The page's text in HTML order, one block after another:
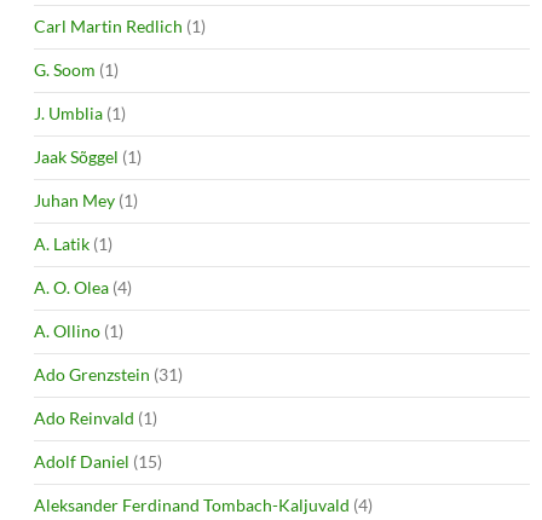
Carl Martin Redlich (1)
G. Soom (1)
J. Umblia (1)
Jaak Sõggel (1)
Juhan Mey (1)
A. Latik (1)
A. O. Olea (4)
A. Ollino (1)
Ado Grenzstein (31)
Ado Reinvald (1)
Adolf Daniel (15)
Aleksander Ferdinand Tombach-Kaljuvald (4)